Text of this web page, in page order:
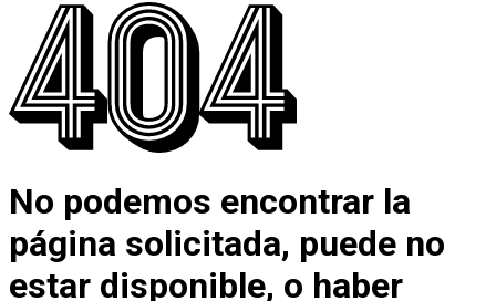
No podemos encontrar la
página solicitada, puede no
estar disponible, o haber